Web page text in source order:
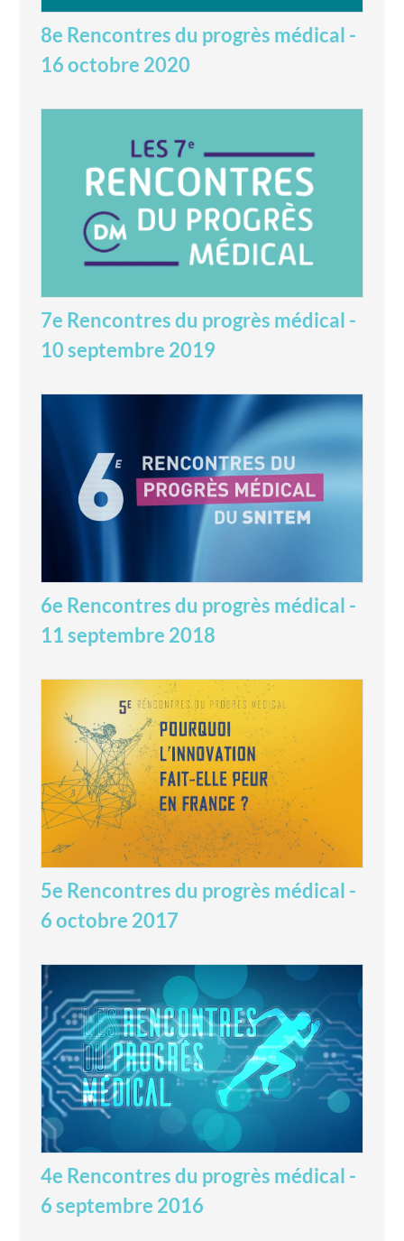
8e Rencontres du progrès médical -
16 octobre 2020
7e Rencontres du progrès médical -
10 septembre 2019
6e Rencontres du progrès médical -
11 septembre 2018
5e Rencontres du progrès médical -
6 octobre 2017
4e Rencontres du progrès médical -
6 septembre 2016